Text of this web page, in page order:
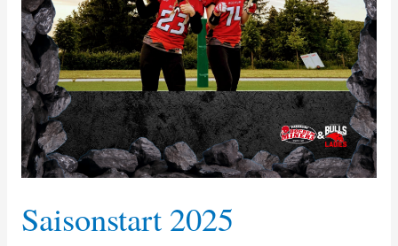
Saisonstart 2025